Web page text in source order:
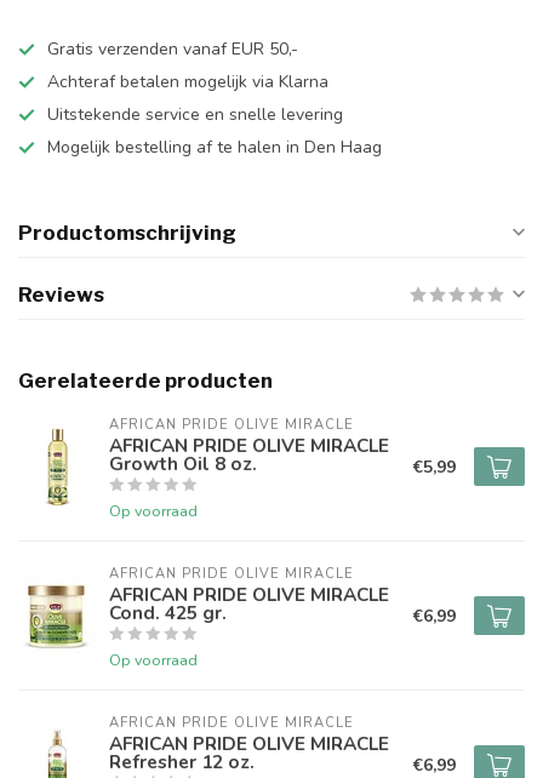
Gratis verzenden vanaf EUR 50,-
Achteraf betalen mogelijk via Klarna
Uitstekende service en snelle levering
Mogelijk bestelling af te halen in Den Haag
Productomschrijving
Reviews
Gerelateerde producten
AFRICAN PRIDE OLIVE MIRACLE
AFRICAN PRIDE OLIVE MIRACLE
Growth Oil 8 oz.
Op voorraad
€5,99
AFRICAN PRIDE OLIVE MIRACLE
AFRICAN PRIDE OLIVE MIRACLE
Cond. 425 gr.
Op voorraad
€6,99
AFRICAN PRIDE OLIVE MIRACLE
AFRICAN PRIDE OLIVE MIRACLE
Refresher 12 oz. €6,99